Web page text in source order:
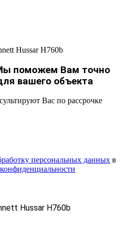
Hussar H760b
поможем Вам точно
вашего объекта
Вас по рассрочке
персональных данных в
Hussar H760b